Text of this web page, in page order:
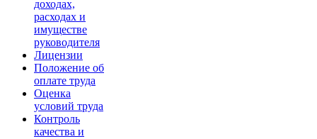
доходах,
расходах и
имуществе
руководителя
Лицензии
Положение об
оплате труда
Оценка
условий труда
Контроль
качества и